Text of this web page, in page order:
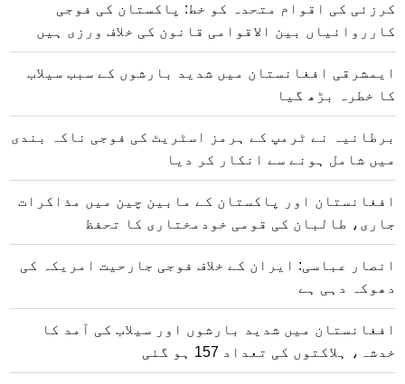
کرزئی کی اقوام متحدہ کو خط: پاکستان کی فوجی
کارروائیاں بین الاقوامی قانون کی خلاف ورزی ہیں
ایمشرقی افغانستان میں شدید بارشوں کے سبب سیلاب
کا خطرہ بڑھ گیا
برطانیہ نے ٹرمپ کے ہرمز اسٹریٹ کی فوجی ناکہ بندی
میں شامل ہونے سے انکار کر دیا
افغانستان اور پاکستان کے مابین چین میں مذاکرات
جاری، طالبان کی قومی خودمختاری کا تحفظ
انصار عباسی: ایران کے خلاف فوجی جارحیت امریکہ کی
دھوکہ دہی ہے
افغانستان میں شدید بارشوں اور سیلاب کی آمد کا
خدشہ، ہلاکتوں کی تعداد 157 ہو گئی